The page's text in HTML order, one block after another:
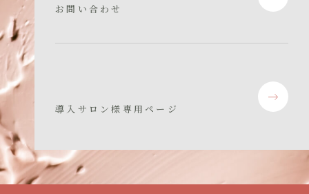
お問い合わせ
導入サロン様専用ページ